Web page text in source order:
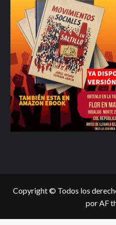
Copyright © Todos los
por AF